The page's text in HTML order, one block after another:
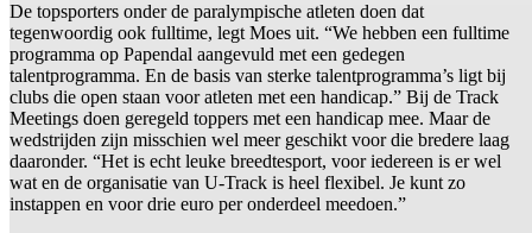
De topsporters onder de paralympische atleten doen dat
tegenwoordig ook fulltime, legt Moes uit. “We hebben een fulltime
programma op Papendal aangevuld met een gedegen
talentprogramma. En de basis van sterke talentprogramma’s ligt bij
clubs die open staan voor atleten met een handicap.” Bij de Track
Meetings doen geregeld toppers met een handicap mee. Maar de
wedstrijden zijn misschien wel meer geschikt voor die bredere laag
daaronder. “Het is echt leuke breedtesport, voor iedereen is er wel
wat en de organisatie van U-Track is heel flexibel. Je kunt zo
instappen en voor drie euro per onderdeel meedoen.”